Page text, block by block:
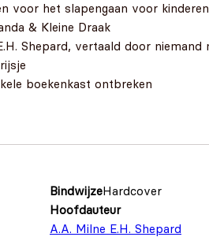
voor het slapengaan voor
& Kleine Draak
Shepard, vertaald door niemand
boekenkast ontbreken
BindwijzeHardcover
Hoofdauteur
A.A. Milne E.H. Shepard